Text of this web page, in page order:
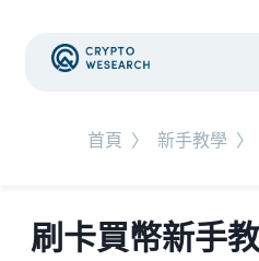
首頁 〉 新手教學 〉
刷卡買幣新手